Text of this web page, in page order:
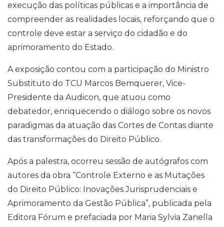
execução das políticas públicas e a importância de
compreender as realidades locais, reforçando que o
controle deve estar a serviço do cidadão e do
aprimoramento do Estado.
A exposição contou com a participação do Ministro
Substituto do TCU Marcos Bemquerer, Vice-
Presidente da Audicon, que atuou como
debatedor, enriquecendo o diálogo sobre os novos
paradigmas da atuação das Cortes de Contas diante
das transformações do Direito Público.
Após a palestra, ocorreu sessão de autógrafos com
autores da obra “Controle Externo e as Mutações
do Direito Público: Inovações Jurisprudenciais e
Aprimoramento da Gestão Pública”, publicada pela
Editora Fórum e prefaciada por Maria Sylvia Zanella